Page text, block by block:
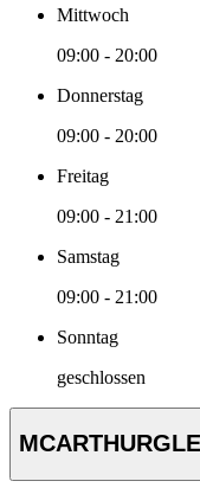
Mittwoch
09:00 - 20:00
Donnerstag
09:00 - 20:00
Freitag
09:00 - 21:00
Samstag
09:00 - 21:00
Sonntag
geschlossen